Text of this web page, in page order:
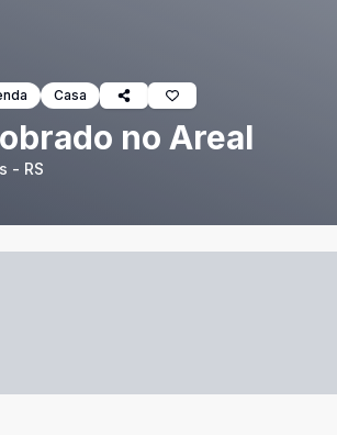
Casa
no Areal
- RS